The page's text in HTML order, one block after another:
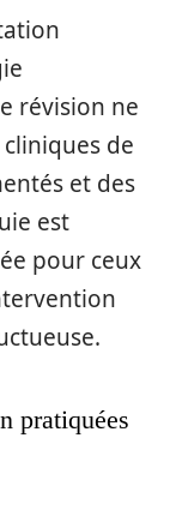
révision ne
de
et des
est
pour ceux
pratiquées